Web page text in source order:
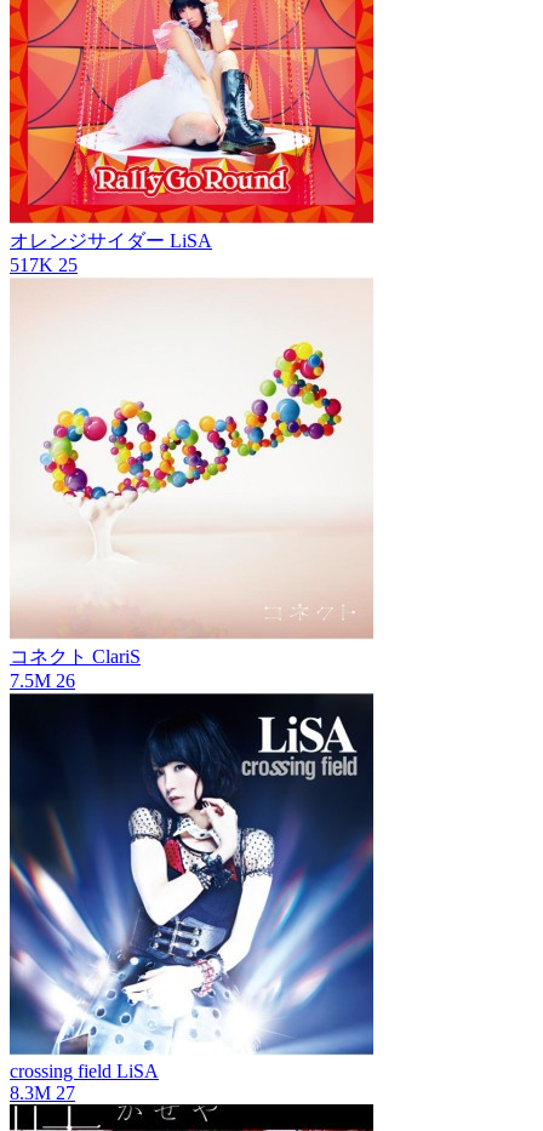
オレンジサイダー LiSA
517K 25
コネクト ClariS
7.5M 26
crossing field LiSA
8.3M 27